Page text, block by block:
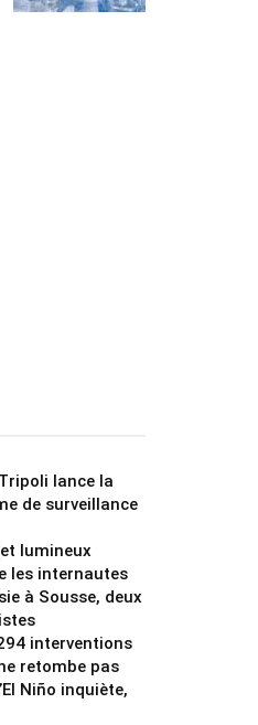
lance la
de surveillance
lumineux
les internautes
à Sousse, deux
interventions
retombe pas
Niño inquiète,